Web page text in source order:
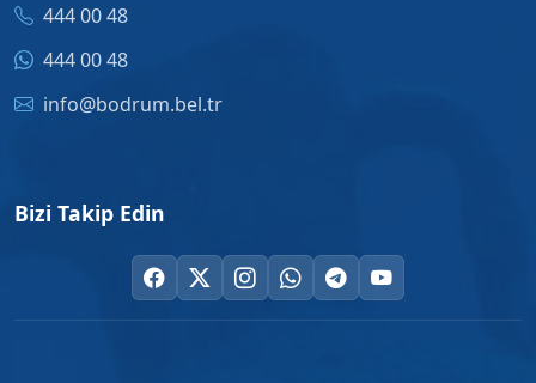
444 00 48
444 00 48
info@bodrum.bel.tr
Bizi Takip Edin